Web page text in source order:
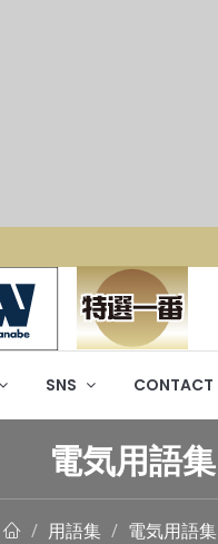
SNS CONTACT
電気用語集
用語集 電気用語集